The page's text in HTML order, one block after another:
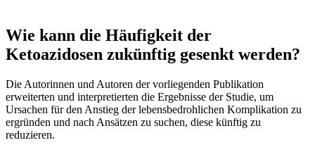
Wie kann die Häufigkeit der
Ketoazidosen zukünftig gesenkt werden?
Die Autorinnen und Autoren der vorliegenden Publikation
erweiterten und interpretierten die Ergebnisse der Studie, um
Ursachen für den Anstieg der lebensbedrohlichen Komplikation zu
ergründen und nach Ansätzen zu suchen, diese künftig zu
reduzieren.